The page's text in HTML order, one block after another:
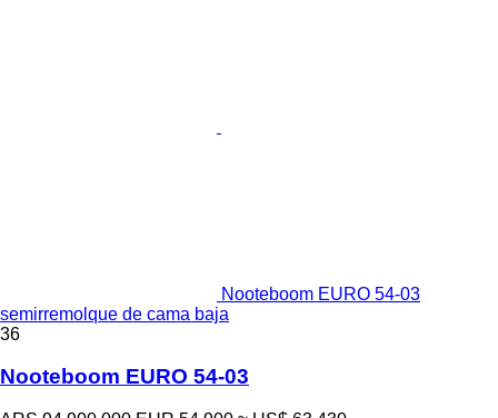
Nooteboom EURO 54-03
semirremolque de cama baja
36
Nooteboom EURO 54-03